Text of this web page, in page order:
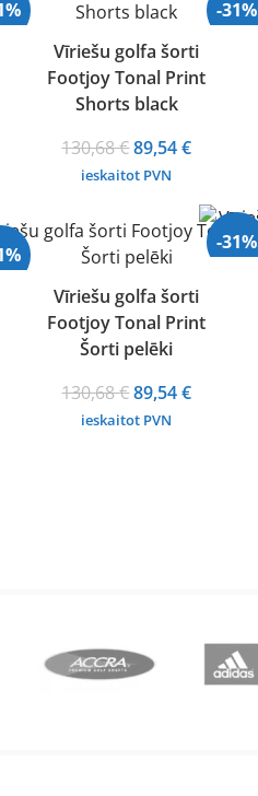
Vīriešu golfa šorti
Footjoy Tonal Print
Shorts black
130,68€Original
price
130,68 €.
89,54€Current
is:
89,54 €.
ieskaitot PVN
-31%
Vīriešu golfa šorti
Footjoy Tonal Print
Šorti pelēki
130,68€Original
price
89,54€Current
ieskaitot PVN
-31%